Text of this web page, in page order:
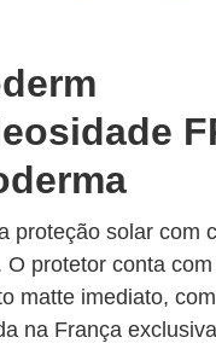
proteção solar com
O protetor conta
matte imediato,
na França